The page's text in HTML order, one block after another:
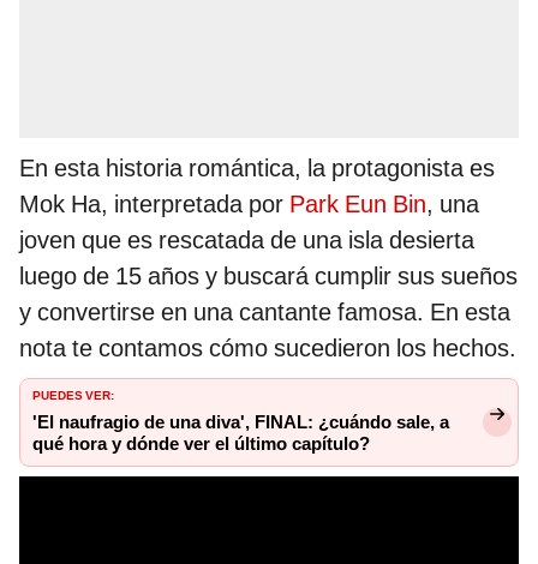
En esta historia romántica, la protagonista es
Mok Ha, interpretada por Park Eun Bin, una
joven que es rescatada de una isla desierta
luego de 15 años y buscará cumplir sus sueños
y convertirse en una cantante famosa. En esta
nota te contamos cómo sucedieron los hechos.
PUEDES VER:
'El naufragio de una diva', FINAL: ¿cuándo sale, a
qué hora y dónde ver el último capítulo?